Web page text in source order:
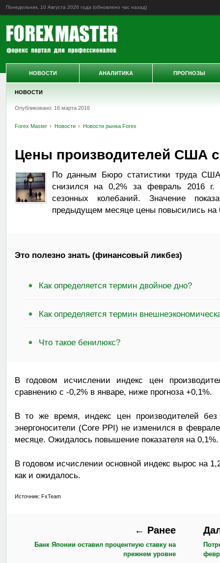
Понедельник, 10 Августа 2026 года (обновлено час назад)
НОВОСТИ
Опубликовано: 16 марта 2016
Forex Master Новости Новости рынка Forex
Цены производителей США
По данным Бюро статистики труда
снизился на 0,2% за февраль 2016
сезонных колебаний. Значение
предыдущем месяце цены повысились на
Это полезно знать (финансовый ликбез)
Как определяется термин двойное дно?
Как определяется термин
Что такое бенилюкс?
В годовом исчислении индекс цен
сравнению с -0,2% в январе, ниже прогноза +0,1%.
В то же время, индекс цен производителей
энергоносители (Core PPI) не изменился в
месяце. Ожидалось повышение показателя на 0,1%.
В годовом исчислении основной индекс вырос на
как и ожидалось.
Источник: FxTeam
← Ранее
Банк Японии оставил процентную ставку на
прежнем уровне
НОВОСТИ АНАЛИТИКА ПРОГНОЗЫ